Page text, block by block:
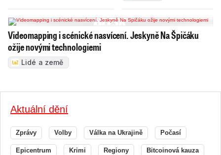
Videomapping i scénické nasvícení. Jeskyně Na Špičáku
ožije novými technologiemi
Lidé a země
Aktuální dění
Zprávy Volby Válka na Ukrajině Počasí
Epicentrum Krimi Regiony Bitcoinová kauza